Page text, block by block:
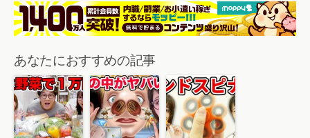
あなたにおすすめの記事